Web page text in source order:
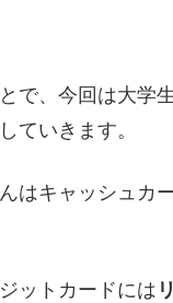
で、今回は大学
ていきます。
はキャッシュカ
ットカードには